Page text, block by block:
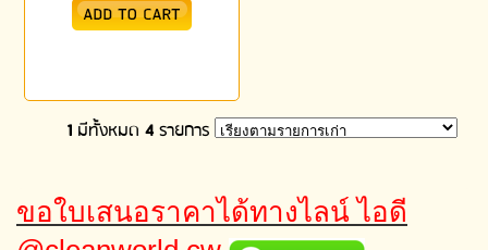
1 มีทั้งหมด 4รายการ
ขอใบเสนอราคาได้ทางไลน์ ไอดี